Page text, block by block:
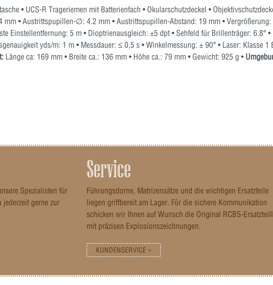
• UCS-R Trageriemen mit Batterienfach • Okularschutzdeckel •
mm • Austrittspupillen-∅: 4.2 mm • Austrittspupillen-Abstand: 19 mm •
Einstellentfernung: 5 m • Dioptrienausgleich: ±5 dpt • Sehfeld für Brillenträger:
yds/m: 1 m • Messdauer: ≤ 0,5 s • Winkelmessung: ± 90° • Laser: Klasse
Länge ca: 169 mm • Breite ca.: 136 mm • Höhe ca.: 79 mm • Gewicht: 925 g •
Spezialisten für
gerne zur
Service
Führungsdorne, Matrizensätze und die wichtigen Ersatzteile
liegen griffbereit am Lager. Für die sichere Kommunikation
schicken wir Ihnen auf Wunsch die Original RCBS-
mit präzisen Explosionszeichnungen.
KUNDENSERVICE »